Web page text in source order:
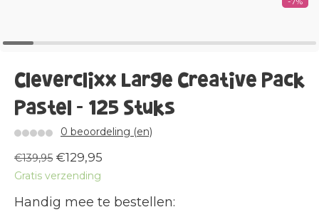
Cleverclixx Large Creative Pack
Pastel - 125 Stuks
0 beoordeling (en)
€139,95 €129,95
Gratis verzending
Handig mee te bestellen: